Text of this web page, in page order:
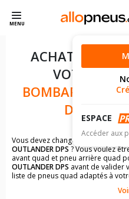
MENU
ESPACE
Accéder aux
ACHAT DE
VOTRE
BOMBARDIER
DPS 500
Vous devez changer les pneus
OUTLANDER DPS ? Vous voulez
avant quad et pneu arrière quad
OUTLANDER DPS avant de valider
liste de pneus quad adaptés à
pneus à la dimension du pneu